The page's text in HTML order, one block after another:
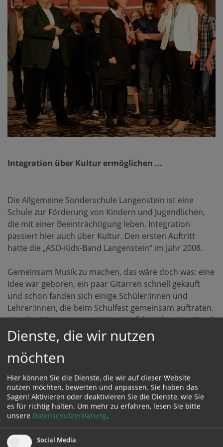
Integration über Kultur ermöglichen ...
Die Allgemeine Sonderschule Langenstein ist eine
Schule zur Förderung von Kindern und Jugendlichen,
die mit einer Beeinträchtigung leben. Integration
passiert hier auch über Kultur. Den ersten Auftritt
hatte die „ASO-Kids-Band Langenstein“ im Jahr 2008.
Gemeinsam Musik zu machen, das wäre doch was: eine
Idee war geboren, ein paar Gitarren schnell gekauft
und schon fanden sich einige Schüler:innen und
Lehrer:innen, die beim Schulfest gemeinsam auftraten.
Aus der Gitarrengruppe ist im Lauf der Jahre eine Band
entstanden. Heute spielen 15 Kinder und einige
Erwachsene in der Band. Gern gesehen sind die Gäste
aus der Umgebung, die immer wieder mitspielen. Die
Die Band probt jeweils donnerstags – und das drei
Stunden lang. Gemeinsam zu musizieren wird als
unverbindliche Übung angeboten und eifrig genutzt.
stehen, darauf freuen sich die Musikerinnen und
Dienste, die wir nutzen
möchten
Hier können Sie die Dienste, die wir auf dieser Website
nutzen möchten, bewerten und anpassen. Sie haben das
Sagen! Aktivieren oder deaktivieren Sie die Dienste, wie Sie
es für richtig halten. Um mehr zu erfahren, lesen Sie bitte
unsere Datenschutzerklärung.
Social Media